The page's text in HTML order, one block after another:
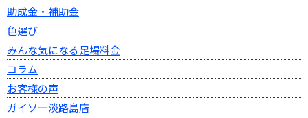
助成金・補助金
色選び
みんな気になる足場料金
コラム
お客様の声
ガイソー淡路島店